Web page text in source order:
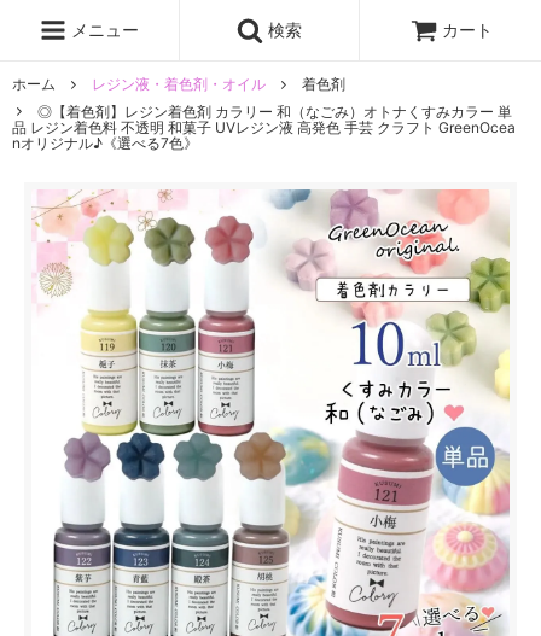
メニュー 検索 カート
ホーム レジン液・着色剤・オイル
着色剤
◎【着色剤】レジン着色剤 カラリー 和（なごみ）オトナくすみカラー 単
品 レジン着色料 不透明 和菓子 UVレジン液 高発色 手芸 クラフト GreenOcea
nオリジナル♪《選べる7色》